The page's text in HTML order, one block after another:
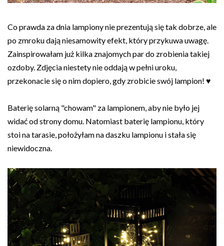
Co prawda za dnia lampiony nie prezentują się tak dobrze, ale
po zmroku dają niesamowity efekt, który przykuwa uwagę.
Zainspirowałam już kilka znajomych par do zrobienia takiej
ozdoby. Zdjęcia niestety nie oddają w pełni uroku,
przekonacie się o nim dopiero, gdy zrobicie swój lampion! ♥
Baterię solarną "chowam" za lampionem, aby nie było jej
widać od strony domu. Natomiast baterię lampionu, który
stoi na tarasie, położyłam na daszku lampionu i stała się
niewidoczna.